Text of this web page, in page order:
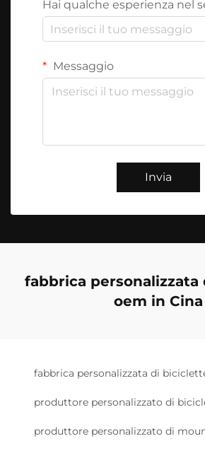
Hai qualche esperienza nel
Messaggio
Invia
fabbrica
oem in Cina
fabbrica personalizzata di
produttore personalizzato di
produttore personalizzato di